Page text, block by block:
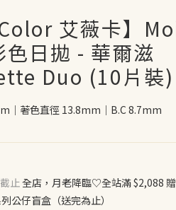
艾薇卡】
日拋 - 華爾滋
Duo (10片裝)
｜著色直徑 13.8mm｜B.C 8.7mm
截止全店，月老降臨♡全站滿 $2,088
公仔盲盒（送完為止）